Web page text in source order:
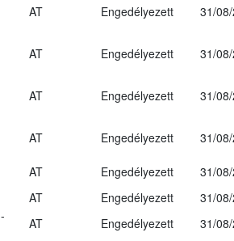
AT Engedélyezett 31/
AT Engedélyezett
31/
AT Engedélyezett 31/
AT Engedélyezett
31/
AT Engedélyezett
31/
AT Engedélyezett
31/
AT Engedélyezett 31/